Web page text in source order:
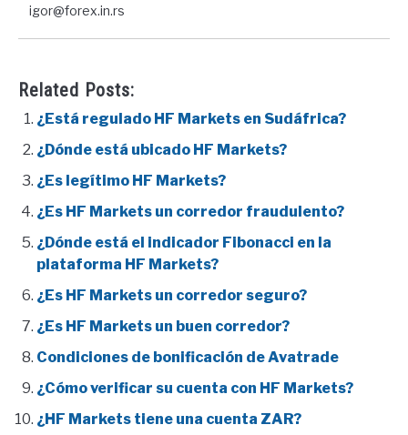
igor@forex.in.rs
Related Posts:
¿Está regulado HF Markets en Sudáfrica?
¿Dónde está ubicado HF Markets?
¿Es legítimo HF Markets?
¿Es HF Markets un corredor fraudulento?
¿Dónde está el indicador Fibonacci en la
plataforma HF Markets?
¿Es HF Markets un corredor seguro?
¿Es HF Markets un buen corredor?
Condiciones de bonificación de Avatrade
¿Cómo verificar su cuenta con HF Markets?
¿HF Markets tiene una cuenta ZAR?